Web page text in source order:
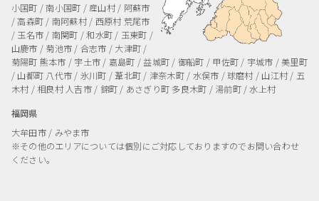
小国町 / 南小国町 / 産山村 / 阿蘇市
/ 高森町 / 南阿蘇村 / 西原村 荒尾市
/ 玉名市 / 南関町 / 和水町 / 玉東町 /
山鹿市 / 菊池市 / 合志市 / 大津町 /
菊陽町 熊本市 / 宇土市 / 嘉島町 / 益城町 / 御船町 / 甲佐町 / 宇城市 / 美里町
/ 山都町 八代市 / 氷川町 / 葦北町 / 津奈木町 / 水俣市 / 球磨村 / 山江村 / 五
木村 / 相良村人吉市 / 錦町 / あさぎり町 多良木町 / 湯前町 / 水上村
福岡県
大牟田市 / みやま市
※その他のエリアについては個別にご対応しておりますのでお問い合わせ
ください。